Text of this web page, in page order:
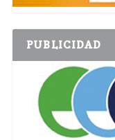
PUBLICIDAD